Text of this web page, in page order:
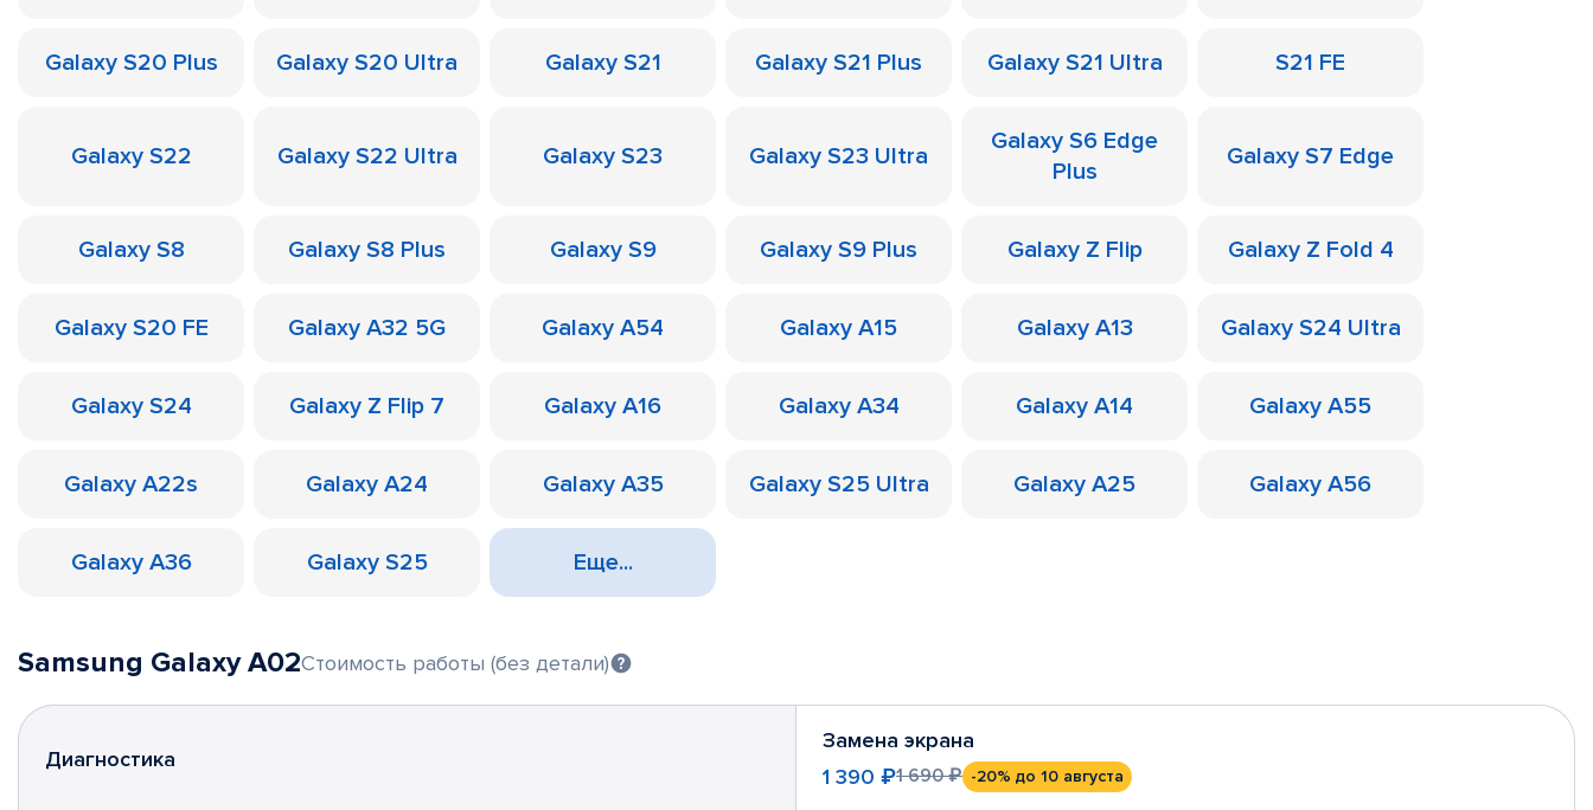
Galaxy S20 Plus Galaxy S20 Ultra Galaxy S21 Galaxy S21 Plus Galaxy S21 Ultra S21 FE
Galaxy S22 Galaxy S22 Ultra Galaxy S23 Galaxy S23 Ultra
Galaxy S6 Edge
Plus
Galaxy S7 Edge
Galaxy S8 Galaxy S8 Plus Galaxy S9 Galaxy S9 Plus Galaxy Z Flip Galaxy Z Fold 4
Galaxy S20 FE Galaxy A32 5G Galaxy A54 Galaxy A15 Galaxy A13 Galaxy S24 Ultra
Galaxy S24 Galaxy Z Flip 7 Galaxy A16 Galaxy A34 Galaxy A14 Galaxy A55
Galaxy A22s Galaxy A24 Galaxy A35 Galaxy S25 Ultra Galaxy A25 Galaxy A56
Galaxy A36 Galaxy S25 Еще...
Samsung Galaxy A02Стоимость работы (без детали)
Диагностика
Замена экрана
1 390 ₽1 690 ₽ -20% до 10 августа